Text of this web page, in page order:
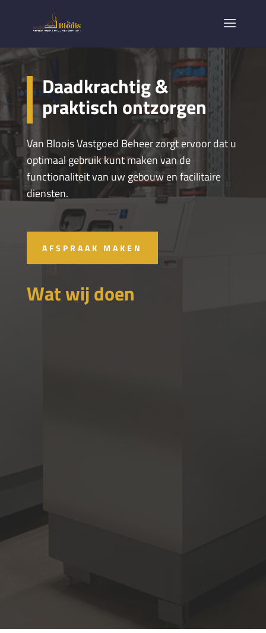
Daadkrachtig &
praktisch ontzorgen
Van Bloois Vastgoed Beheer zorgt ervoor dat u
optimaal gebruik kunt maken van de
functionaliteit van uw gebouw en facilitaire
diensten.
AFSPRAAK MAKEN
Wat wij doen